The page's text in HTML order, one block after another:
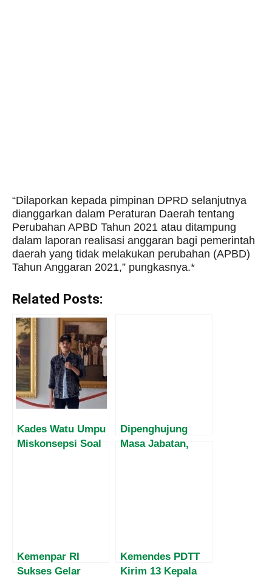
“Dilaporkan kepada pimpinan DPRD selanjutnya
dianggarkan dalam Peraturan Daerah tentang
Perubahan APBD Tahun 2021 atau ditampung
dalam laporan realisasi anggaran bagi pemerintah
daerah yang tidak melakukan perubahan (APBD)
Tahun Anggaran 2021,” pungkasnya.*
Related Posts:
Kades Watu Umpu
Miskonsepsi Soal
Dipenghujung
Masa Jabatan,
Kemenpar RI
Sukses Gelar
Kemendes PDTT
Kirim 13 Kepala